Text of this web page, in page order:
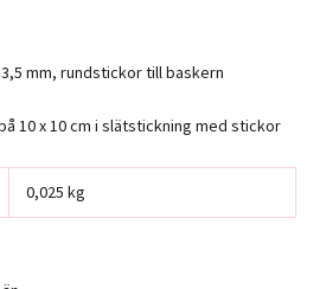
rundstickor till baskern
10 x 10 cm i slätstickning med stickor
0,025 kg